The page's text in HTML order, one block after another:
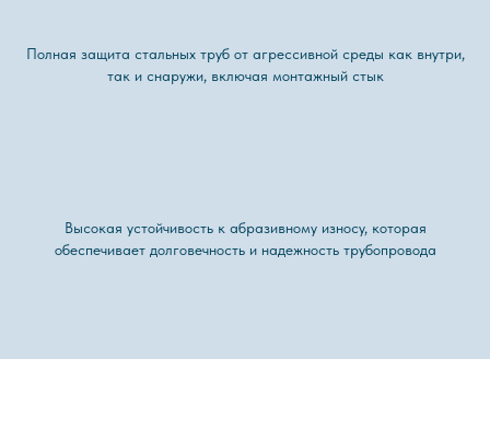
Полная защита стальных труб от агрессивной среды как внутри,
так и снаружи, включая монтажный стык
Высокая устойчивость к абразивному износу, которая
обеспечивает долговечность и надежность трубопровода